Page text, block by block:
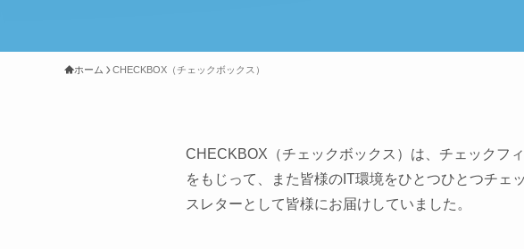
ホーム CHECKBOX（チェックボックス）
CHECKBOX（チェックボックス）は、チェックフ
をもじって、また皆様のIT環境をひとつひとつチェ
スレターとして皆様にお届けしていました。